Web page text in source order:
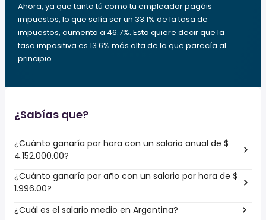
Ahora, ya que tanto tú como tu empleador pagáis
impuestos, lo que solía ser un 33.1% de la tasa de
impuestos, aumenta a 46.7%. Esto quiere decir que la
tasa impositiva es 13.6% más alta de lo que parecía al
principio.
¿Sabías que?
¿Cuánto ganaría por hora con un salario anual de $
4.152.000.00?
¿Cuánto ganaría por año con un salario por hora de $
1.996.00?
¿Cuál es el salario medio en Argentina?